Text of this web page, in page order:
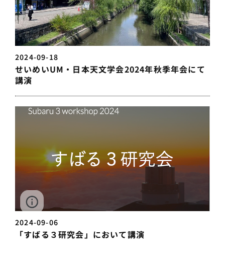
2024-09-18
せいめいUM・日本天文学会2024年秋季年会にて
講演
2024-09-06
「すばる３研究会」において講演